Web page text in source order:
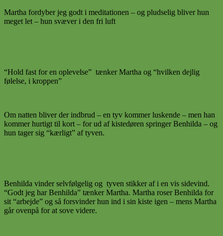
Martha fordyber jeg godt i meditationen – og pludselig bliver hun
meget let – hun svæver i den fri luft
“Hold fast for en oplevelse” tænker Martha og “hvilken dejlig
følelse, i kroppen”
Om natten bliver der indbrud – en tyv kommer luskende – men han
kommer hurtigt til kort – for ud af kistedøren springer Benhilda – og
hun tager sig “kærligt” af tyven.
Benhilda vinder selvfølgelig og tyven stikker af i en vis sidevind.
“Godt jeg har Benhilda” tænker Martha. Martha roser Benhilda for
sit “arbejde” og så forsvinder hun ind i sin kiste igen – mens Martha
går ovenpå for at sove videre.